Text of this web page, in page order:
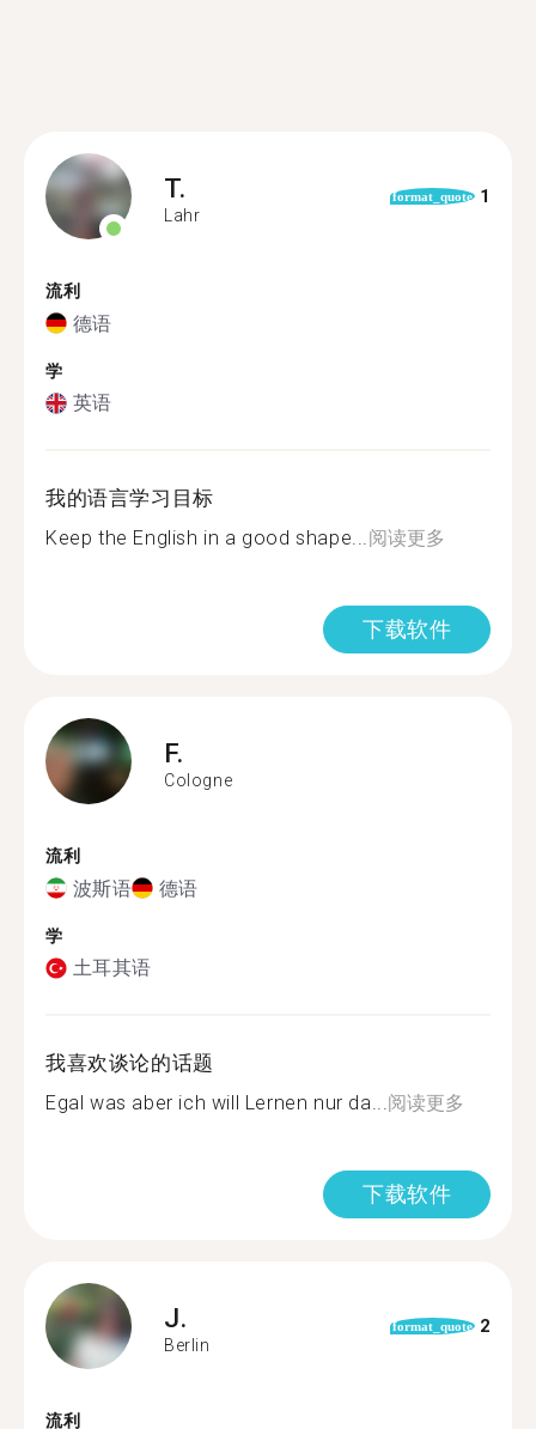
T.
Lahr
format_quote 1
流利
德语
学
英语
我的语言学习目标
Keep the English in a good shape...阅读更多
下载软件
F.
Cologne
流利
波斯语 德语
学
土耳其语
我喜欢谈论的话题
Egal was aber ich will Lernen nur da...阅读更多
下载软件
J.
Berlin
format_quote 2
流利